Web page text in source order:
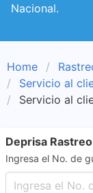
Nacional.
Home
Servicio al
Servicio al
Deprisa
Ingresa el No. de